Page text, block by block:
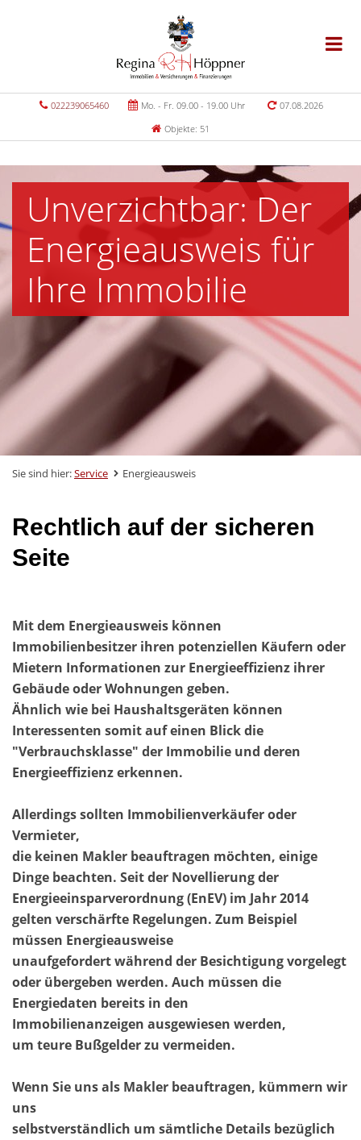
022239065460 Mo. - Fr. 09.00 - 19.00 Uhr
07.08.2026
Objekte: 51
Unverzichtbar: Der
Energieausweis für
Ihre Immobilie
Sie sind hier:Service Energieausweis
Rechtlich auf der sicheren
Seite
Mit dem Energieausweis können
Immobilienbesitzer ihren potenziellen Käufern oder
Mietern Informationen zur Energieeffizienz ihrer
Gebäude oder Wohnungen geben.
Ähnlich wie bei Haushaltsgeräten können
Interessenten somit auf einen Blick die
"Verbrauchsklasse" der Immobilie und deren
Energieeffizienz erkennen.
Allerdings sollten Immobilienverkäufer oder
Vermieter,
die keinen Makler beauftragen möchten, einige
Dinge beachten. Seit der Novellierung der
Energieeinsparverordnung (EnEV) im Jahr 2014
gelten verschärfte Regelungen. Zum Beispiel
müssen Energieausweise
unaufgefordert während der Besichtigung vorgelegt
oder übergeben werden. Auch müssen die
Energiedaten bereits in den
Immobilienanzeigen ausgewiesen werden,
um teure Bußgelder zu vermeiden.
Wenn Sie uns als Makler beauftragen, kümmern wir
uns
selbstverständlich um sämtliche Details bezüglich